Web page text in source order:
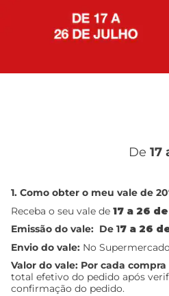
De 17
1. Como obter o meu vale de
Receba o seu vale de 17 a 26
Emissão do vale: De 17 a 26
Envio do vale: No
Valor do vale: Por cada
total efetivo do pedido após
confirmação do pedido.